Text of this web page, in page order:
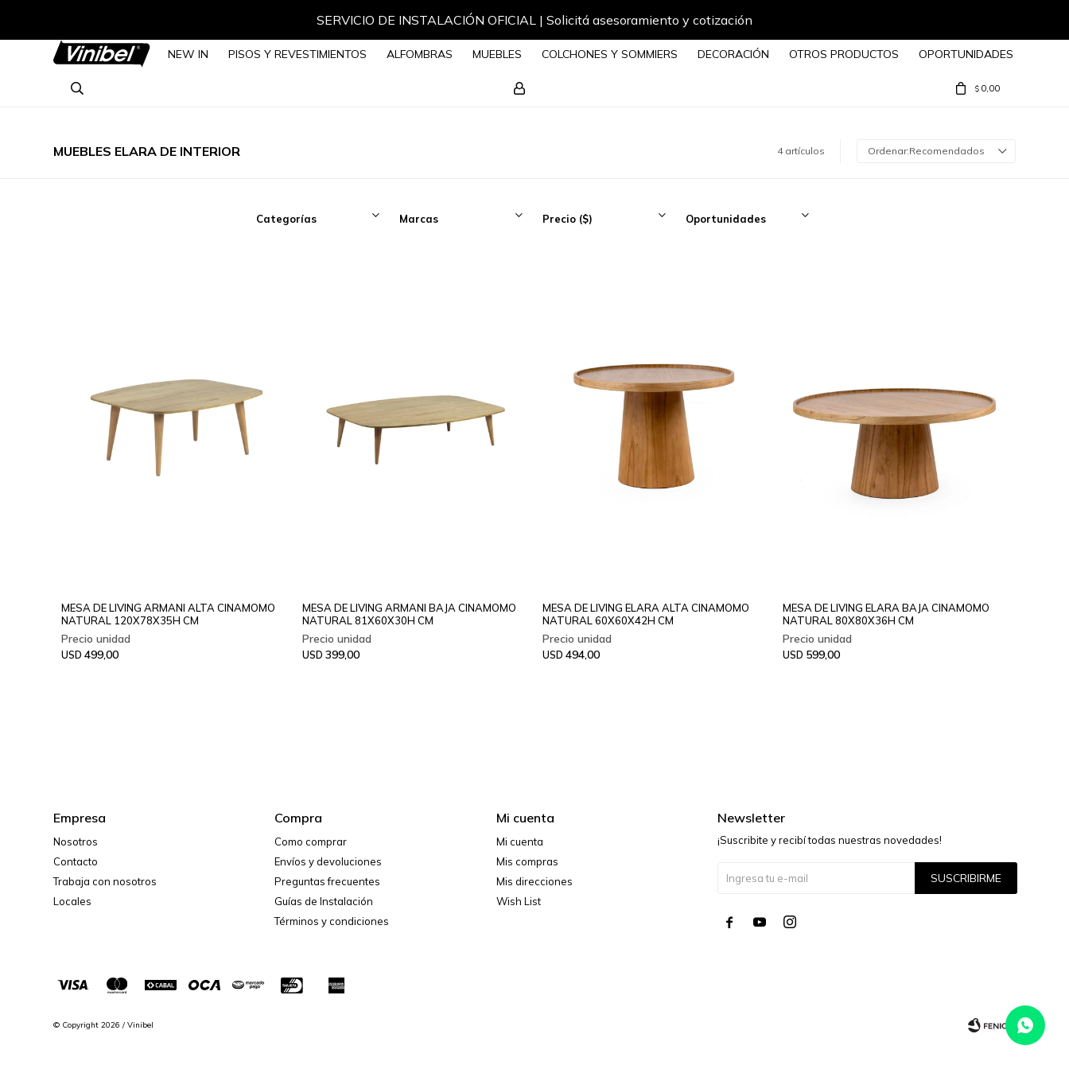
SERVICIO DE INSTALACIÓN OFICIAL | Solicitá asesoramiento y cotización
NEW IN PISOS Y REVESTIMIENTOS ALFOMBRAS MUEBLES COLCHONES Y SOMMIERS DECORACIÓN OTROS PRODUCTOS OPORTUNIDADES
$ 0,00
MUEBLES ELARA DE INTERIOR 4 artículos Recomendados
MESA DE LIVING ARMANI ALTA CINAMOMO
NATURAL 120X78X35H CM
USD 499,00
MESA DE LIVING ARMANI BAJA CINAMOMO
NATURAL 81X60X30H CM
USD 399,00
MESA DE LIVING ELARA ALTA CINAMOMO
NATURAL 60X60X42H CM
USD 494,00
MESA DE LIVING ELARA BAJA CINAMOMO
NATURAL 80X80X36H CM
USD 599,00
Categorías Marcas Precio ($) Oportunidades
Empresa
Nosotros
Contacto
Trabaja con nosotros
Locales
Compra
Como comprar
Envíos y devoluciones
Preguntas frecuentes
Guías de Instalación
Términos y condiciones
Mi cuenta
Mi cuenta
Mis compras
Mis direcciones
Wish List
Newsletter
¡Suscribite y recibí todas nuestras novedades!
SUSCRIBIRME
  
© Copyright 2026 / Vinibel